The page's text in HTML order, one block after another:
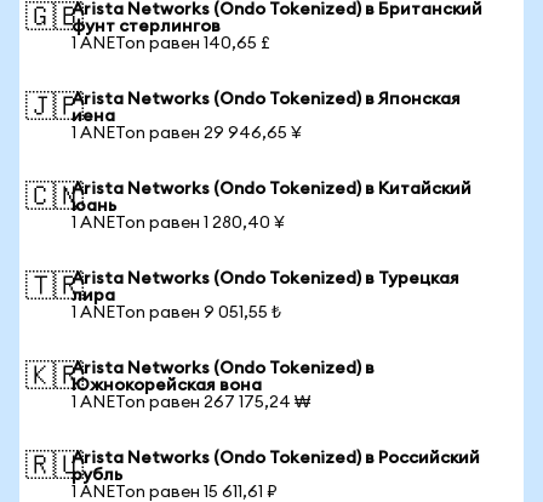
🇬🇧Arista Networks (Ondo Tokenized) в Британский
фунт стерлингов
1 ANETon равен 140,65 £
🇯🇵Arista Networks (Ondo Tokenized) в Японская
иена
1 ANETon равен 29 946,65 ¥
🇨🇳Arista Networks (Ondo Tokenized) в Китайский
юань
1 ANETon равен 1 280,40 ¥
🇹🇷Arista Networks (Ondo Tokenized) в Турецкая
лира
1 ANETon равен 9 051,55 ₺
🇰🇷Arista Networks (Ondo Tokenized) в
Южнокорейская вона
1 ANETon равен 267 175,24 ₩
🇷🇺Arista Networks (Ondo Tokenized) в Российский
рубль
1 ANETon равен 15 611,61 ₽